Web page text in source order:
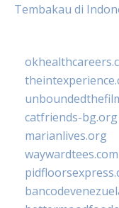
Tembakau di
catfriends-bg.org
marianlives.org
waywardtees.com